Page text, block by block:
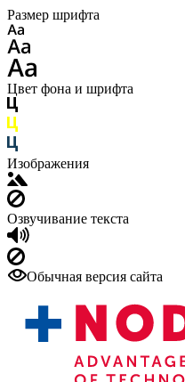
Размер шрифта
Цвет фона и шрифта
Изображения
Озвучивание текста
Обычная версия сайта